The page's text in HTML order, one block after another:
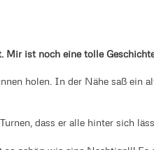
Mir ist noch eine tolle
holen. In der Nähe saß ein
dass er alle hinter sich